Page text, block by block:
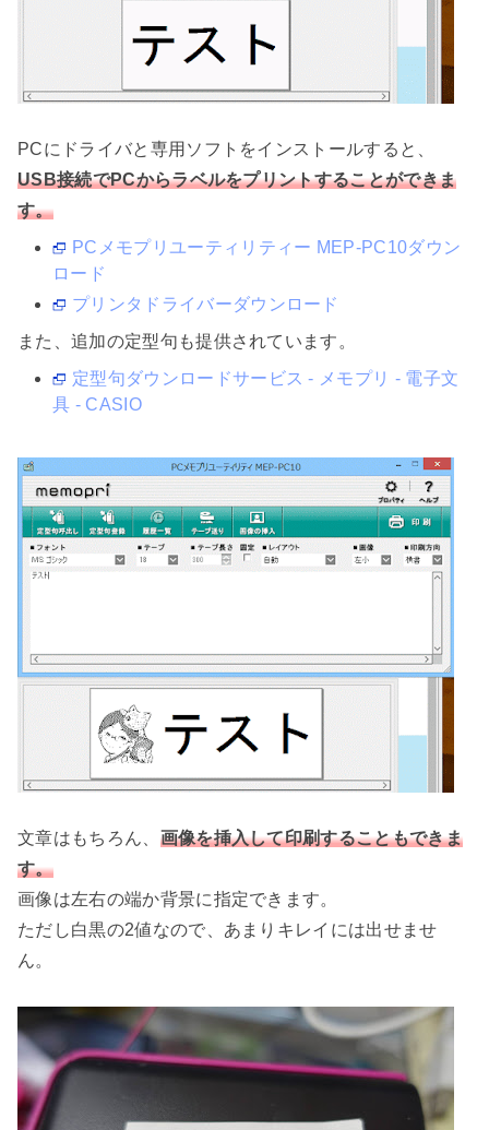
PCにドライバと専用ソフトをインストールすると、
USB接続でPCからラベルをプリントすることができま
す。
PCメモプリユーティリティー MEP-PC10ダウン
ロード
プリンタドライバーダウンロード
また、追加の定型句も提供されています。
定型句ダウンロードサービス - メモプリ - 電子文
具 - CASIO
文章はもちろん、 画像を挿入して印刷することもできま
す。
画像は左右の端か背景に指定できます。
ただし白黒の2値なので、あまりキレイには出せませ
ん。